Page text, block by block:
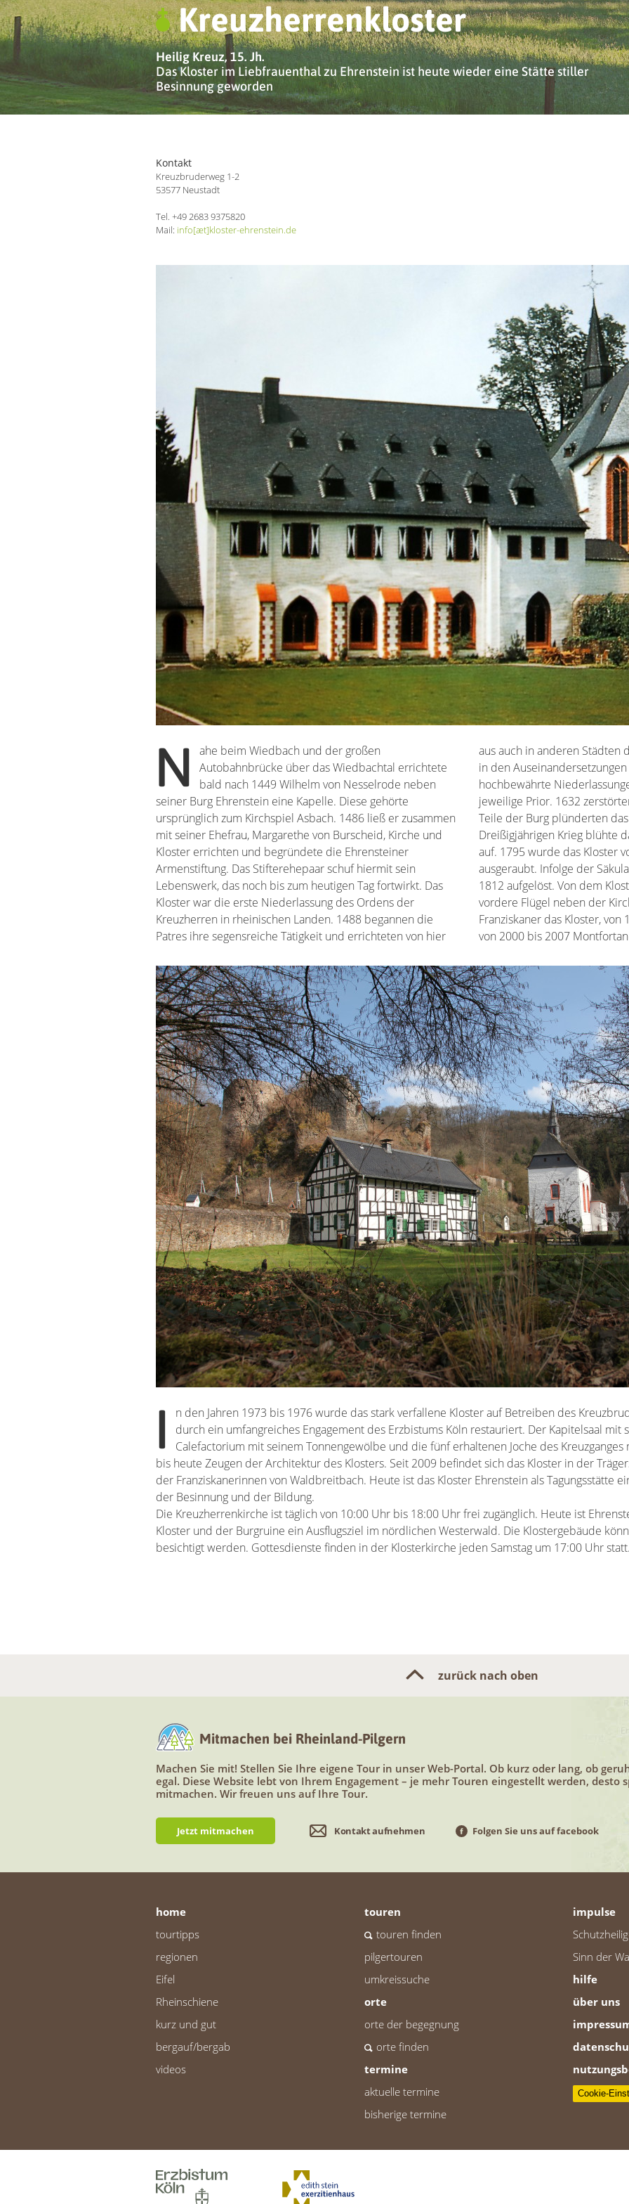
Kreuzherrenkloster
Heilig Kreuz, 15. Jh.
Das Kloster im Liebfrauenthal zu Ehrenstein ist heute wieder eine Stätte stiller
Besinnung geworden
Kontakt
Kreuzbruderweg 1-2
53577 Neustadt
Tel. +49 2683 9375820
Mail: info[æt]kloster-ehrenstein.de
N
ahe beim Wiedbach und der großen
Autobahnbrücke über das Wiedbachtal errichtete
bald nach 1449 Wilhelm von Nesselrode neben
seiner Burg Ehrenstein eine Kapelle. Diese gehörte
ursprünglich zum Kirchspiel Asbach. 1486 ließ er zusammen
mit seiner Ehefrau, Margarethe von Burscheid, Kirche und
Kloster errichten und begründete die Ehrensteiner
Armenstiftung. Das Stifterehepaar schuf hiermit sein
Lebenswerk, das noch bis zum heutigen Tag fortwirkt. Das
Kloster war die erste Niederlassung des Ordens der
Kreuzherren in rheinischen Landen. 1488 begannen die
Patres ihre segensreiche Tätigkeit und errichteten von hier
aus auch in anderen Städten des Erzbistums Köln, besonders
in den Auseinandersetzungen der Reformation,
hochbewährte Niederlassungen. Pfarrer in Ehrenstein war der
jeweilige Prior. 1632 zerstörten schwedische Truppen weite
Teile der Burg plünderten das Kloster. Nach dem
Dreißigjährigen Krieg blühte das Kloster Ehrenstein wieder
auf. 1795 wurde das Kloster von französischen Truppen
ausgeraubt. Infolge der Säkularisation wurde es dann im Jahr
1812 aufgelöst. Von dem Klostergebäude aber blieb nur der
vordere Flügel neben der Kirche erhalten. 1893 übernahmen
Franziskaner das Kloster, von 1953 bis 2000 Kreuzbrüder und
von 2000 bis 2007
I
n den Jahren 1973 bis 1976 wurde das stark verfallene Kloster auf Betreiben des
durch ein umfangreiches Engagement des Erzbistums Köln restauriert. Der Kapitelsaal mit
Calefactorium mit seinem Tonnengewölbe und die fünf erhaltenen Joche des
bis heute Zeugen der Architektur des Klosters. Seit 2009 befindet sich das Kloster in der
der Franziskanerinnen von Waldbreitbach. Heute ist das Kloster Ehrenstein als Tagungsstätte
der Besinnung und der Bildung.
Die Kreuzherrenkirche ist täglich von 10:00 Uhr bis 18:00 Uhr frei zugänglich. Heute ist
Kloster und der Burgruine ein Ausflugsziel im nördlichen Westerwald. Die Klostergebäude
besichtigt werden. Gottesdienste finden in der Klosterkirche jeden Samstag um 17:00 Uhr
zurück nach oben
Mitmachen bei Rheinland-Pilgern
Machen Sie mit! Stellen Sie Ihre eigene Tour in unser Web-Portal. Ob kurz oder lang, ob
egal. Diese Website lebt von Ihrem Engagement – je mehr Touren eingestellt werden, desto
mitmachen. Wir freuen uns auf Ihre Tour.
Jetzt mitmachen Kontakt aufnehmen Folgen Sie uns auf facebook
home
tourtipps
regionen
Eifel
Rheinschiene
kurz und gut
bergauf/bergab
videos
touren
touren finden
pilgertouren
umkreissuche
orte
orte der begegnung
orte finden
termine
aktuelle termine
bisherige termine
impulse
Sinn der
hilfe
über uns
Cookie-